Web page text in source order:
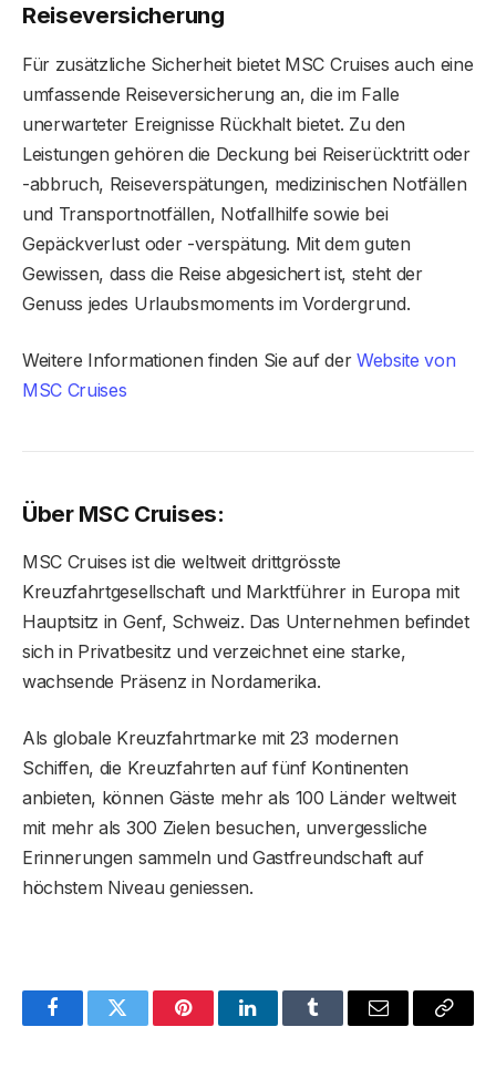
Reiseversicherung
Für zusätzliche Sicherheit bietet MSC Cruises auch eine
umfassende Reiseversicherung an, die im Falle
unerwarteter Ereignisse Rückhalt bietet. Zu den
Leistungen gehören die Deckung bei Reiserücktritt oder
-abbruch, Reiseverspätungen, medizinischen Notfällen
und Transportnotfällen, Notfallhilfe sowie bei
Gepäckverlust oder -verspätung. Mit dem guten
Gewissen, dass die Reise abgesichert ist, steht der
Genuss jedes Urlaubsmoments im Vordergrund.
Weitere Informationen finden Sie auf der Website von
MSC Cruises
Über MSC Cruises:
MSC Cruises ist die weltweit drittgrösste
Kreuzfahrtgesellschaft und Marktführer in Europa mit
Hauptsitz in Genf, Schweiz. Das Unternehmen befindet
sich in Privatbesitz und verzeichnet eine starke,
wachsende Präsenz in Nordamerika.
Als globale Kreuzfahrtmarke mit 23 modernen
Schiffen, die Kreuzfahrten auf fünf Kontinenten
anbieten, können Gäste mehr als 100 Länder weltweit
mit mehr als 300 Zielen besuchen, unvergessliche
Erinnerungen sammeln und Gastfreundschaft auf
höchstem Niveau geniessen.
FacebookTwitter PinterestLinkedInTumblr Email
Copy